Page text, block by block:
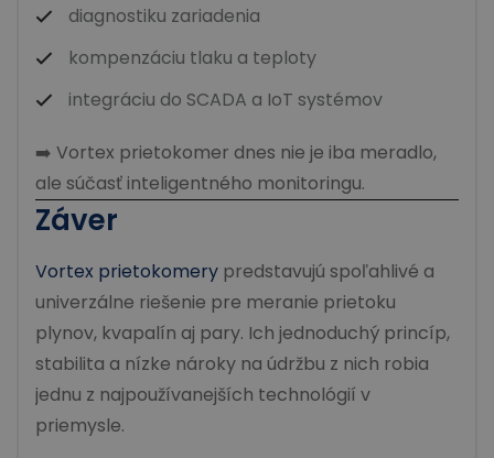
diagnostiku zariadenia
kompenzáciu tlaku a teploty
integráciu do SCADA a IoT systémov
➡️ Vortex prietokomer dnes nie je iba meradlo,
ale súčasť inteligentného monitoringu.
Záver
Vortex prietokomery predstavujú spoľahlivé a
univerzálne riešenie pre meranie prietoku
plynov, kvapalín aj pary. Ich jednoduchý princíp,
stabilita a nízke nároky na údržbu z nich robia
jednu z najpoužívanejších technológií v
priemysle.